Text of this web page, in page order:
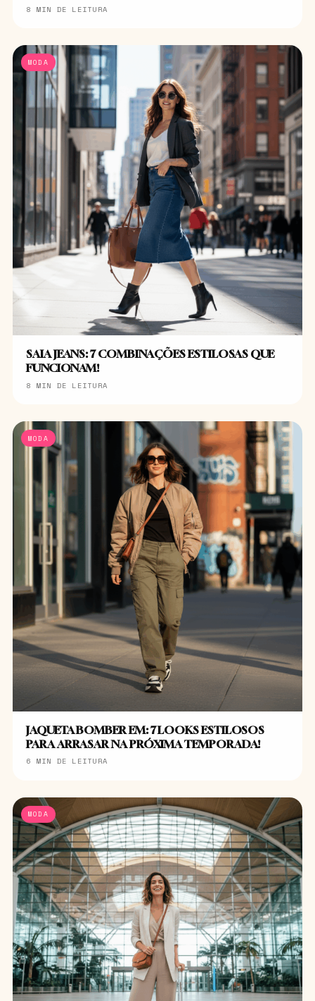
8 MIN DE LEITURA
MODA
SAIA JEANS: 7 COMBINAÇÕES ESTILOSAS QUE
FUNCIONAM!
8 MIN DE LEITURA
MODA
JAQUETA BOMBER EM: 7 LOOKS ESTILOSOS
PARA ARRASAR NA PRÓXIMA TEMPORADA!
6 MIN DE LEITURA
MODA